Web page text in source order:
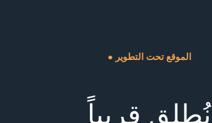
● الموقع تحت التطوير
نُطلق قريباً